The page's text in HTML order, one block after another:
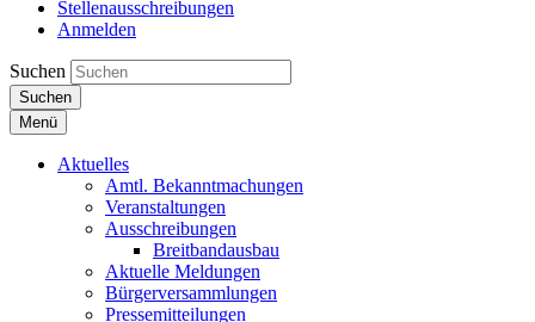
Stellenausschreibungen
Anmelden
Suchen
Suchen
Menü
Aktuelles
Amtl. Bekanntmachungen
Veranstaltungen
Ausschreibungen
Breitbandausbau
Aktuelle Meldungen
Bürgerversammlungen
Pressemitteilungen